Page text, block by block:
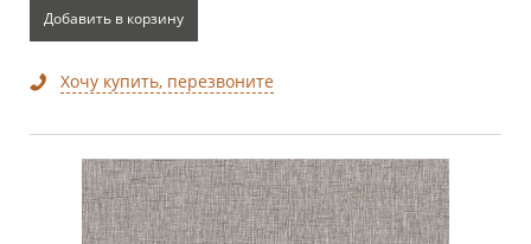
Добавить в корзину
Хочу купить, перезвоните